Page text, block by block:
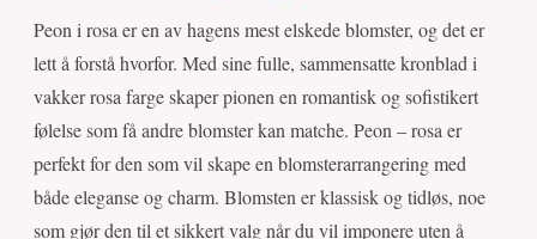
Peon i rosa er en av hagens mest elskede blomster, og det er
lett å forstå hvorfor. Med sine fulle, sammensatte kronblad i
vakker rosa farge skaper pionen en romantisk og sofistikert
følelse som få andre blomster kan matche. Peon – rosa er
perfekt for den som vil skape en blomsterarrangering med
både eleganse og charm. Blomsten er klassisk og tidløs, noe
som gjør den til et sikkert valg når du vil imponere uten å